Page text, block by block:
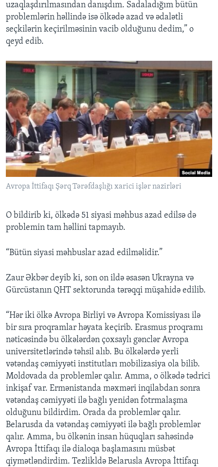
uzaqlaşdırılmasından danışdım. Sadaladığım bütün
problemlərin həllində isə ölkədə azad və ədalətli
seçkilərin keçirilməsinin vacib olduğunu dedim,” o
qeyd edib.
Avropa İttifaqı Şərq Tərəfdaşlığı xarici işlər nazirləri
O bildirib ki, ölkədə 51 siyasi məhbus azad edilsə də
problemin tam həllini tapmayıb.
“Bütün siyasi məhbuslar azad edilməlidir.”
Zaur Əkbər deyib ki, son on ildə əsasən Ukrayna və
Gürcüstanın QHT sektorunda tərəqqi müşahidə edilib.
“Hər iki ölkə Avropa Birliyi və Avropa Komissiyası ilə
bir sıra proqramlar həyata keçirib. Erasmus proqramı
nəticəsində bu ölkələrdən çoxsaylı gənclər Avropa
universitetlərində təhsil alıb. Bu ölkələrdə yerli
vətəndaş cəmiyyəti institutları mobilizasiya ola bilib.
Moldovada da problemlər qalır. Amma, o ölkədə tədrici
inkişaf var. Ermənistanda məxməri inqilabdan sonra
vətəndaş cəmiyyəti ilə bağlı yenidən fotrmalaşma
olduğunu bildirdim. Orada da problemlər qalır.
Belarusda da vətəndaş cəmiyyəti ilə bağlı problemlər
qalır. Amma, bu ölkənin insan hüquqları sahəsində
Avropa İttifaqı ilə dialoqa başlamasını müsbət
qiymətləndirdim. Tezlikldə Belarusla Avropa İttifaqı